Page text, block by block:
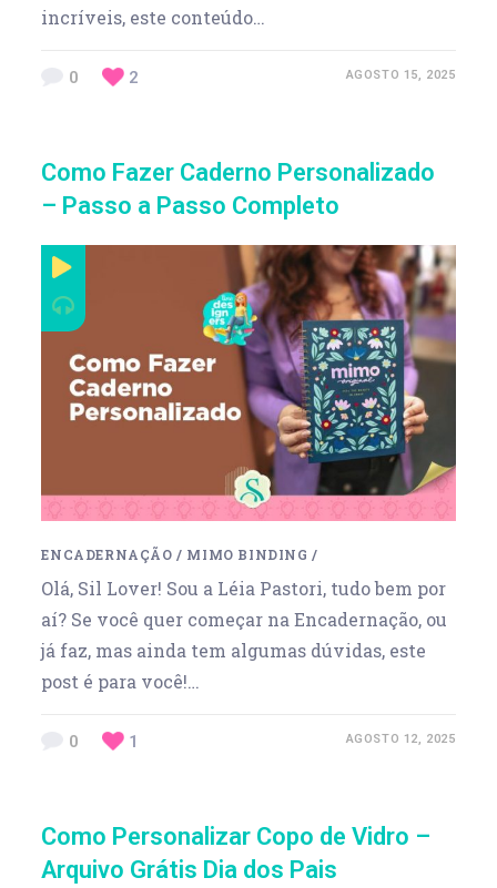
incríveis, este conteúdo…
0 2 AGOSTO 15, 2025
Como Fazer Caderno Personalizado
– Passo a Passo Completo
ENCADERNAÇÃO / MIMO BINDING /
Olá, Sil Lover! Sou a Léia Pastori, tudo bem por
aí? Se você quer começar na Encadernação, ou
já faz, mas ainda tem algumas dúvidas, este
post é para você!…
0 1 AGOSTO 12, 2025
Como Personalizar Copo de Vidro –
Arquivo Grátis Dia dos Pais